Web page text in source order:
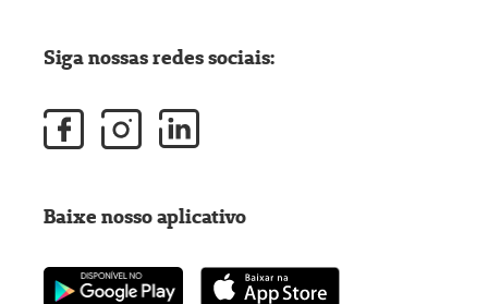
Siga nossas redes sociais:
Baixe nosso aplicativo